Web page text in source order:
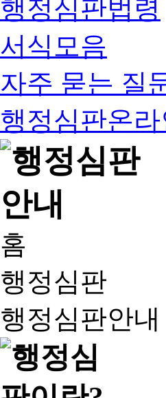
행정심판법령
서식모음
자주 묻는 질
행정심판온
홈
행정심판
행정심판안내